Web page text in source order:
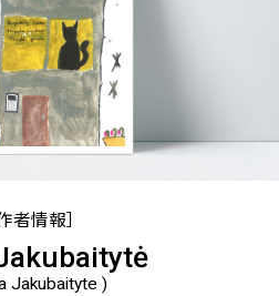
作者情報］
Jakubaityte )